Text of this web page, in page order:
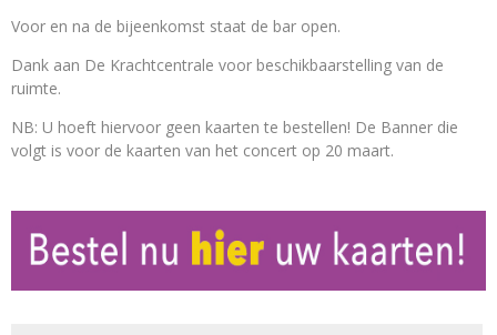
Voor en na de bijeenkomst staat de bar open.
Dank aan De Krachtcentrale voor beschikbaarstelling van de
ruimte.
NB: U hoeft hiervoor geen kaarten te bestellen! De Banner die
volgt is voor de kaarten van het concert op 20 maart.